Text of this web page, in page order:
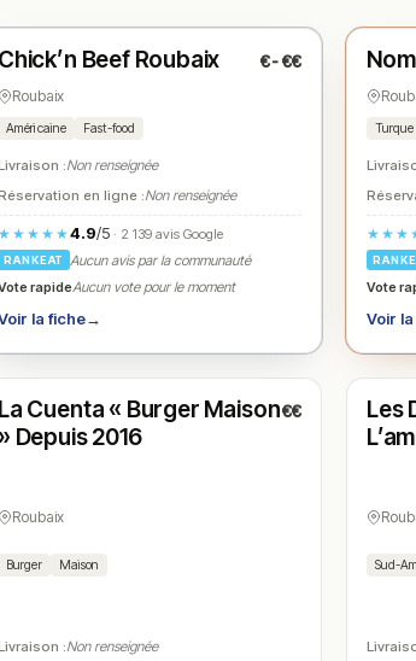
★ N° 2
Chick’n Beef Roubaix €-€€
Roubaix
Américaine Fast-food
:Non renseignée
en ligne :Non renseignée
★★★★★4.9/5· 2 139 avis Google
RANKEAT
Aucun avis par la communauté
rapideAucun vote pour le moment
la fiche→
★
Turque
Vote
Voir
N° 4
Fermé(19:00 – 22:30)
La Cuenta « Burger Maison
» Depuis 2016
€€
Roubaix
Burger Maison
:Non renseignée
N° 5
Les
Sud-